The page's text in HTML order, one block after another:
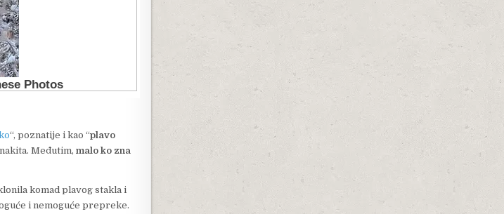
“, poznatije i kao “plavo
Međutim, malo ko zna
komad plavog stakla i
i nemoguće prepreke.